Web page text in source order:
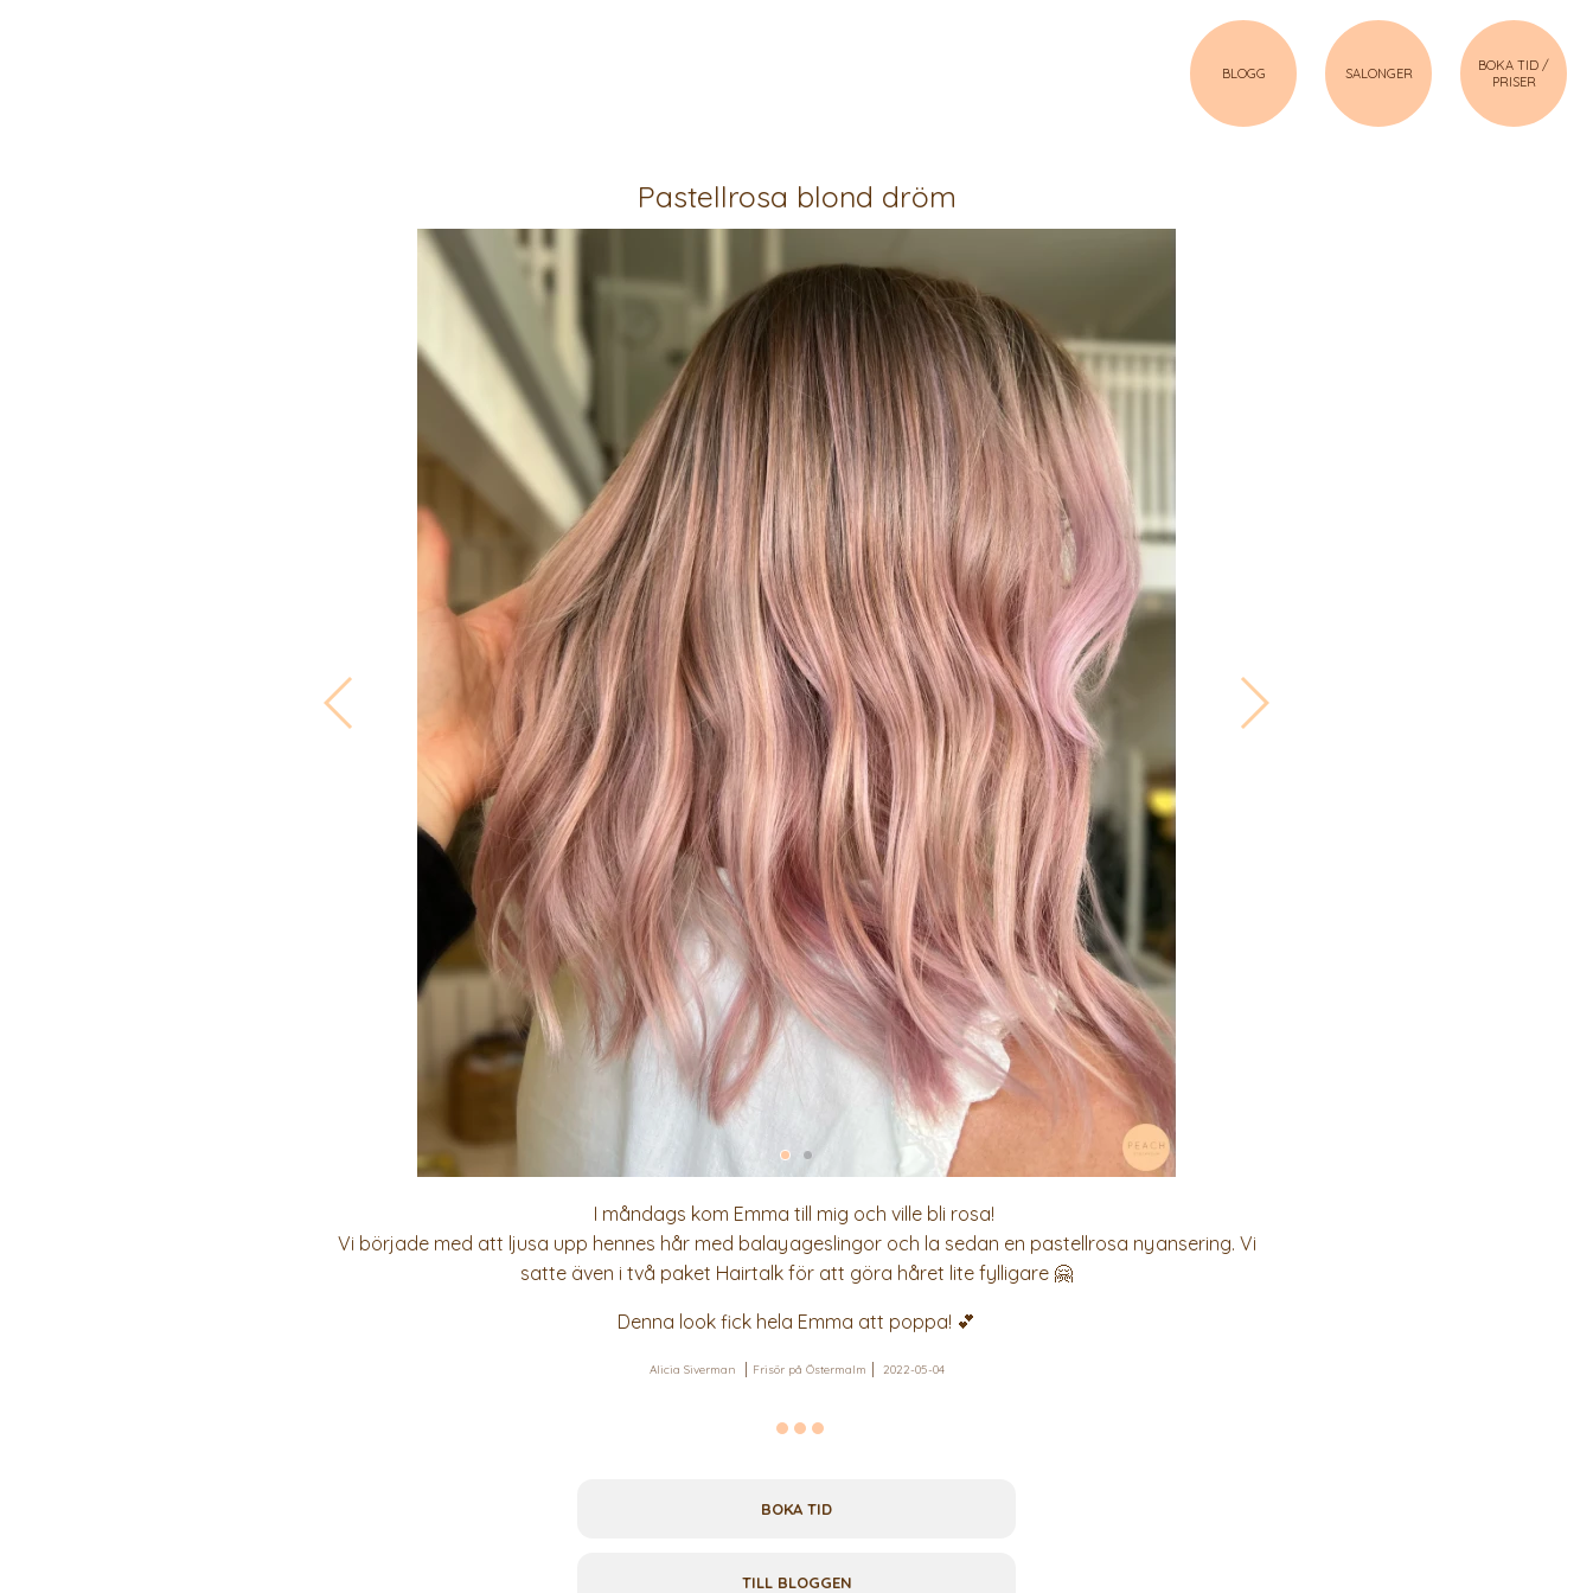
BLOGG SALONGER
BOKA TID /
PRISER
Pastellrosa blond dröm
I måndags kom Emma till mig och ville bli rosa!
Vi började med att ljusa upp hennes hår med balayageslingor och la sedan en pastellrosa nyansering. Vi
satte även i två paket Hairtalk för att göra håret lite fylligare 🤗
Denna look fick hela Emma att poppa! 💕
Alicia Siverman Frisör på Östermalm 2022-05-04
BOKA TID
TILL BLOGGEN